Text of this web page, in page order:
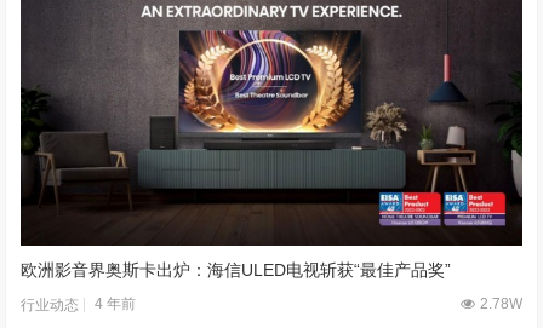
欧洲影音界奥斯卡出炉：海信ULED电视斩获“最佳产品奖”
行业动态 4 年前 2.78W